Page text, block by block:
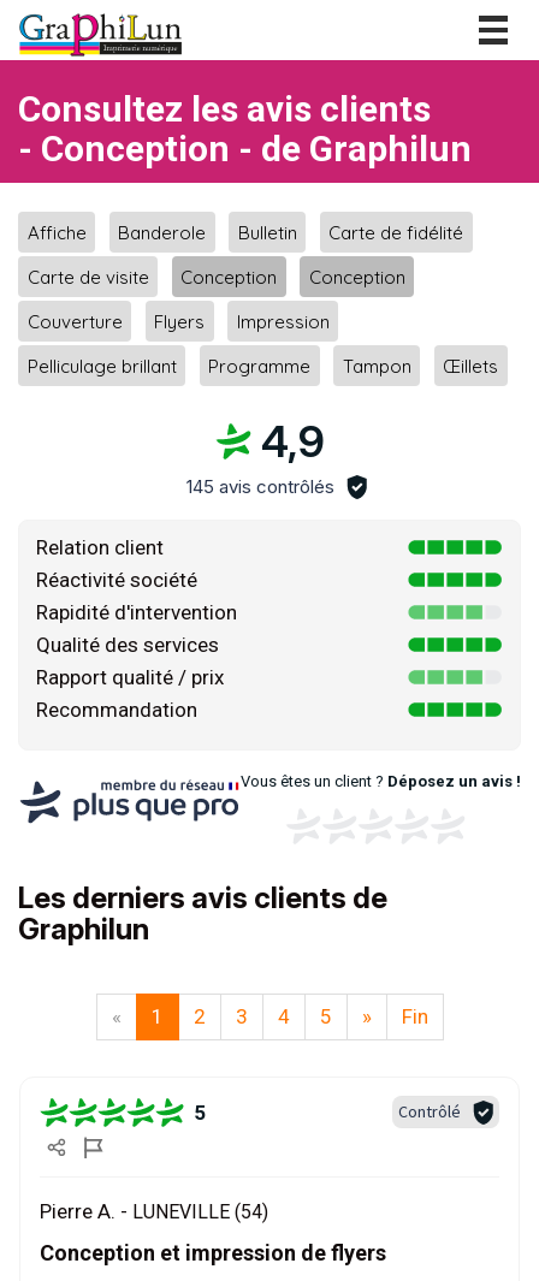
Consultez les avis clients
- Conception - de Graphilun
Affiche Banderole Bulletin
Carte de fidélité
Carte de visite
Conception
Conception
Couverture
Flyers
Impression
Pelliculage brillant
Programme Tampon Œillets
4,9
145 avis contrôlés
Relation client
Réactivité société
Rapidité d'intervention
Qualité des services
Rapport qualité / prix
Recommandation
Vous êtes un client ? Déposez un avis !
Les derniers avis clients de
Graphilun
« 1 2 3 4 5 » Fin
5 Contrôlé
Pierre A. - LUNEVILLE (54)
Conception et impression de flyers